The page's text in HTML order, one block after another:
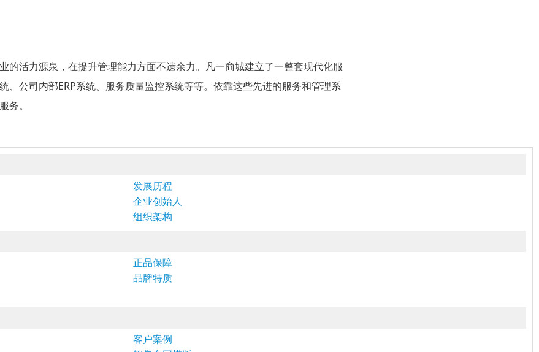
的活力源泉，在提升管理能力方面不遗余力。凡一商城建立了一整套现代化服
、公司内部ERP系统、服务质量监控系统等等。依靠这些先进的服务和管理系
务。
发展历程
企业创始人
组织架构
正品保障
品牌特质
客户案例